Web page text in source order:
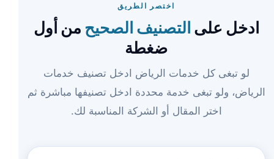
اختصر الطريق
ادخل على التصنيف الصحيح من أول
ضغطة
لو تبغى كل خدمات الرياض ادخل تصنيف خدمات
الرياض، ولو تبغى خدمة محددة ادخل تصنيفها مباشرة ثم
اختر المقال أو الشركة المناسبة لك.